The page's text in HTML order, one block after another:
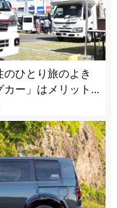
ひとり旅のよき
ー」はメリット